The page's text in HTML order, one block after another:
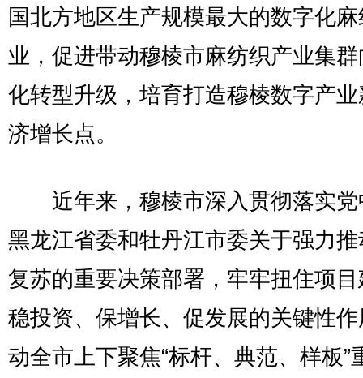
国北方地区生产规模最大的数字化
业，促进带动穆棱市麻纺织产业集
化转型升级，培育打造穆棱数字产
济增长点。
近年来，穆棱市深入贯彻落实党
黑龙江省委和牡丹江市委关于强力
复苏的重要决策部署，牢牢扭住项
稳投资、保增长、促发展的关键性
动全市上下聚焦“标杆、典范、样板”